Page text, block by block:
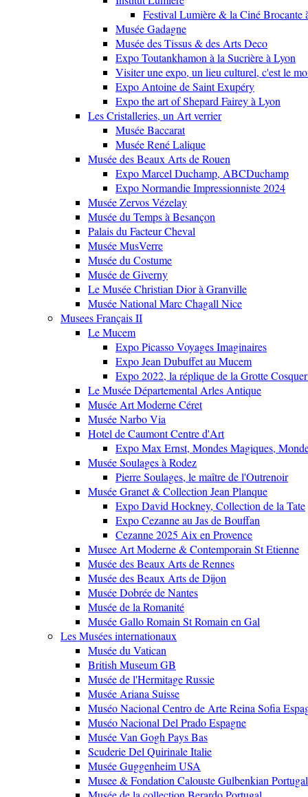
Festival Lumière & la Ciné Brocante
Musée Gadagne
Musée des Tissus & des Arts Deco
Expo Toutankhamon à la Sucrière à Lyon
Visiter une expo, un lieu culturel, c'est le
Expo Antoine de Saint Exupéry
Expo the art of Shepard Fairey à Lyon
Les Cristalleries, un Art verrier
Musée Baccarat
Musée René Lalique
Musée des Beaux Arts de Rouen
Expo Marcel Duchamp, ABCDuchamp
Expo Normandie Impressionniste 2024
Musée Zervos Vézelay
Musée du Temps à Besançon
Palais du Facteur Cheval
Musée MusVerre
Musée du Costume
Musée de Giverny
Le Musée Christian Dior à Granville
Musée National Marc Chagall Nice
Musees Français II
Le Mucem
Expo Picasso Voyages Imaginaires
Expo Jean Dubuffet au Mucem
Expo 2022, la réplique de la Grotte
Le Musée Départemental Arles Antique
Musée Art Moderne Céret
Musée Narbo Via
Hotel de Caumont Centre d'Art
Expo Max Ernst, Mondes Magiques,
Musée Soulages à Rodez
Pierre Soulages, le maître de l'Outrenoir
Musée Granet & Collection Jean Planque
Expo David Hockney, Collection de la Tate
Expo Cezanne au Jas de Bouffan
Cezanne 2025 Aix en Provence
Musee Art Moderne & Contemporain St Etienne
Musée des Beaux Arts de Rennes
Musée des Beaux Arts de Dijon
Musée Dobrée de Nantes
Musée de la Romanité
Musée Gallo Romain St Romain en Gal
Les Musées internationaux
Musée du Vatican
British Museum GB
Musée de l'Hermitage Russie
Musée Ariana Suisse
Muséo Nacional Centro de Arte Reina Sofia
Muséo Nacional Del Prado Espagne
Musée Van Gogh Pays Bas
Scuderie Del Quirinale Italie
Musée Guggenheim USA
Musee & Fondation Calouste Gulbenkian Portugal